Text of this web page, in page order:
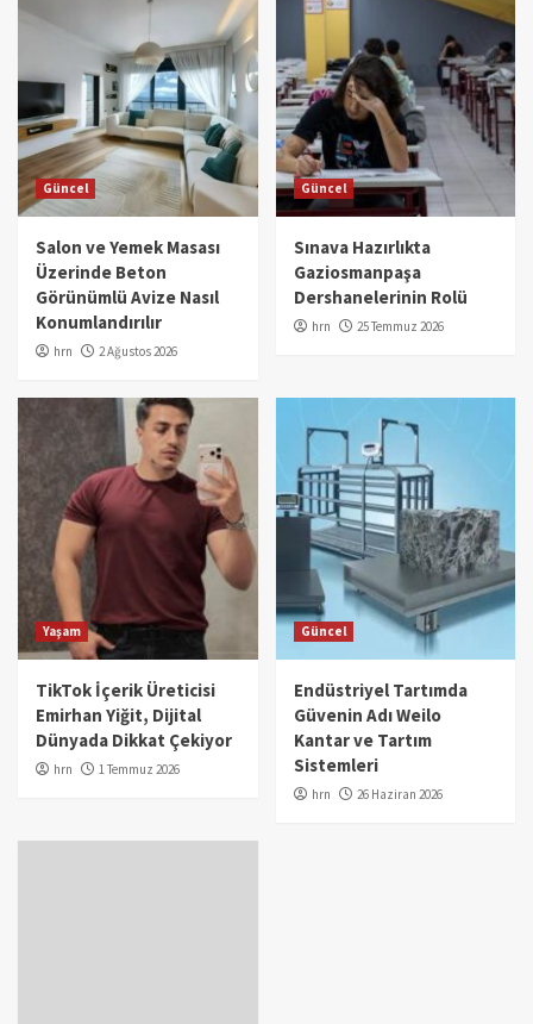
Güncel
Salon ve Yemek Masası
Üzerinde Beton
Görünümlü Avize Nasıl
Konumlandırılır
hrn 2 Ağustos 2026
Güncel
Sınava Hazırlıkta
Gaziosmanpaşa
Dershanelerinin Rolü
hrn 25 Temmuz 2026
Yaşam
TikTok İçerik Üreticisi
Emirhan Yiğit, Dijital
Dünyada Dikkat Çekiyor
hrn 1 Temmuz 2026
Güncel
Endüstriyel Tartımda
Güvenin Adı Weilo
Kantar ve Tartım
Sistemleri
hrn 26 Haziran 2026